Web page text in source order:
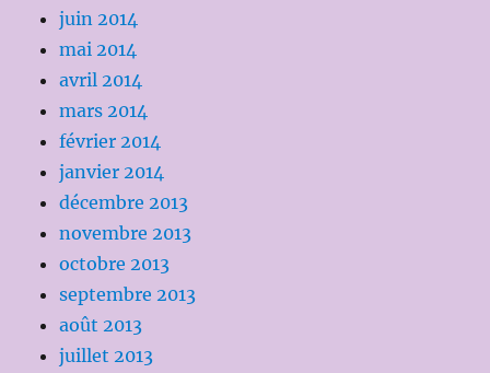
juin 2014
mai 2014
avril 2014
mars 2014
février 2014
janvier 2014
décembre 2013
novembre 2013
octobre 2013
septembre 2013
août 2013
juillet 2013